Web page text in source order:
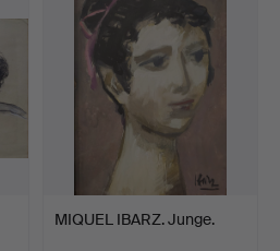
MIQUEL IBARZ. Junge.